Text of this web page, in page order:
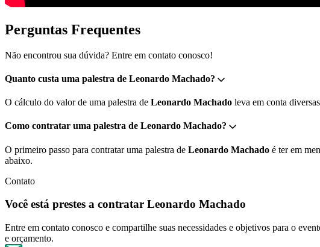
Perguntas Frequentes
Não encontrou sua dúvida? Entre em contato conosco!
Quanto custa uma palestra de Leonardo Machado?
O cálculo do valor de uma palestra de Leonardo Machado leva em conta
Como contratar uma palestra de Leonardo Machado?
O primeiro passo para contratar uma palestra de Leonardo Machado é ter em
abaixo.
Contato
Você está prestes a contratar Leonardo Machado
Entre em contato conosco e compartilhe suas necessidades e objetivos para o
e orçamento.